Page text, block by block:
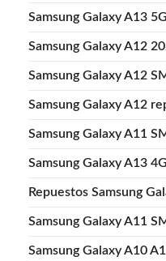
Samsung Galaxy A13
Samsung Galaxy A12
Samsung Galaxy A12
Samsung Galaxy A12
Samsung Galaxy A11
Samsung Galaxy A13
Repuestos Samsung
Samsung Galaxy A11
Samsung Galaxy A10